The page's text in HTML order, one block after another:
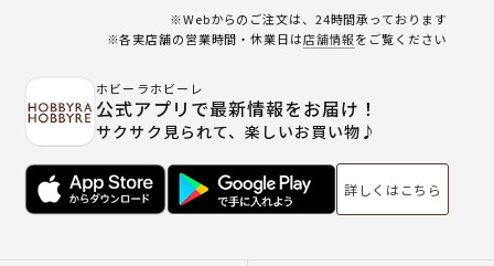
※Webからのご注文は、24時間承っております
※各実店舗の営業時間・休業日は店舗情報をご覧ください
ホビーラホビーレ
公式アプリで最新情報をお届け！
サクサク見られて、楽しいお買い物♪
詳しくはこちら